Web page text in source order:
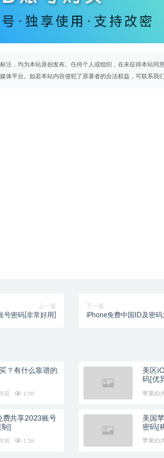
注，均为本站原创发布。任何个人或组织，在未征得本站同
体平台。如若本站内容侵犯了原著者的合法权益，可联系我们
上一篇
号密码[非常好用]
下一篇
iPhone免费中国ID及密码
？有什么靠谱的
前 1.5K
美区
码[优
苹果ID
费共享2023账号
]
前 1.5K
美国
密码[
苹果ID